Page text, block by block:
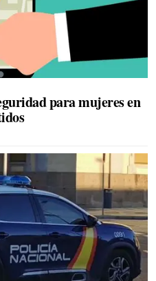
para mujeres en